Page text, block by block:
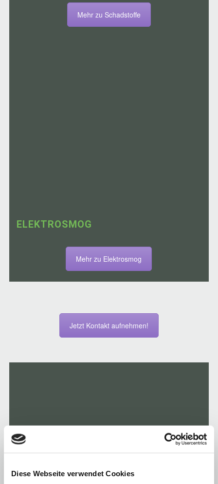
Diese Webseite verwendet Cookies
Mehr zu Schadstoffe
ELEKTROSMOG
Mehr zu Elektrosmog
Jetzt Kontakt aufnehmen!